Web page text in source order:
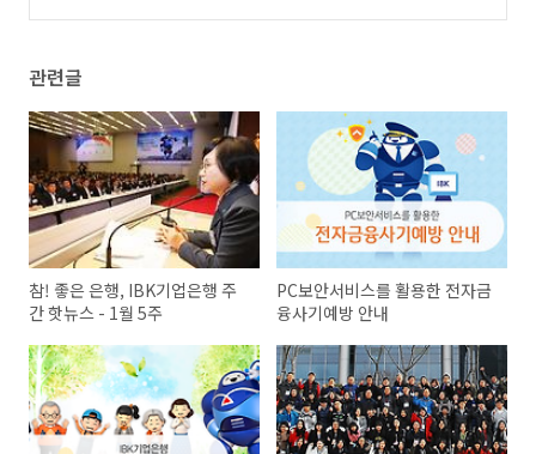
관련글
참! 좋은 은행, IBK기업은행 주
간 핫뉴스 - 1월 5주
PC보안서비스를 활용한 전자금
융사기예방 안내